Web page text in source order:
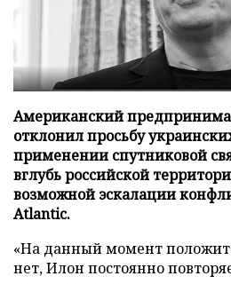
Американский
отклонил просьбу
применении спутниковой
вглубь российской
возможной эскалации
Atlantic.
«На данный момент
нет, Илон постоянно